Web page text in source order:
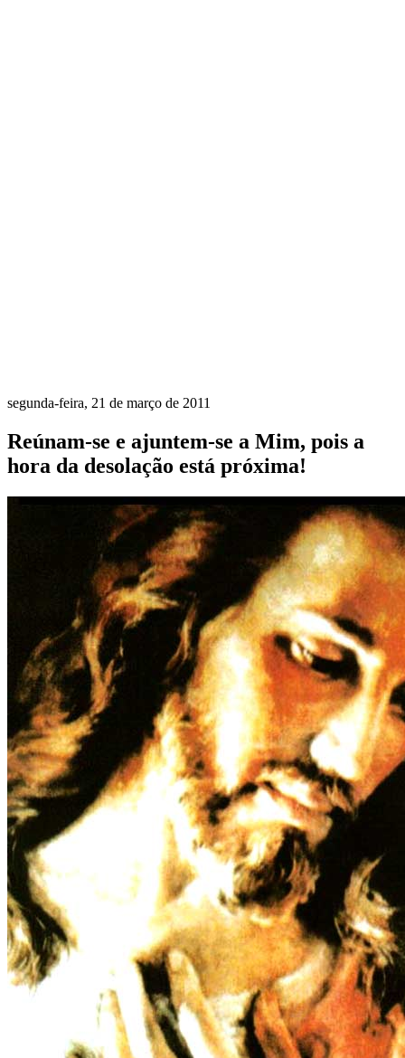
segunda-feira, 21 de março de 2011
Reúnam-se e ajuntem-se a Mim, pois a
hora da desolação está próxima!